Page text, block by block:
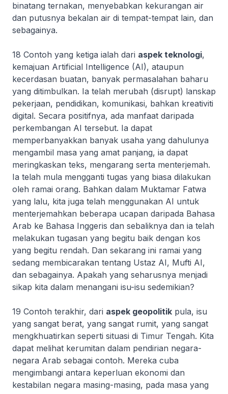
binatang ternakan, menyebabkan kekurangan air
dan putusnya bekalan air di tempat-tempat lain, dan
sebagainya.
18 Contoh yang ketiga ialah dari aspek teknologi,
kemajuan Artificial Intelligence (AI), ataupun
kecerdasan buatan, banyak permasalahan baharu
yang ditimbulkan. Ia telah merubah (disrupt) lanskap
pekerjaan, pendidikan, komunikasi, bahkan kreativiti
digital. Secara positifnya, ada manfaat daripada
perkembangan AI tersebut. Ia dapat
memperbanyakkan banyak usaha yang dahulunya
mengambil masa yang amat panjang, ia dapat
meringkaskan teks, mengarang serta menterjemah.
Ia telah mula mengganti tugas yang biasa dilakukan
oleh ramai orang. Bahkan dalam Muktamar Fatwa
yang lalu, kita juga telah menggunakan AI untuk
menterjemahkan beberapa ucapan daripada Bahasa
Arab ke Bahasa Inggeris dan sebaliknya dan ia telah
melakukan tugasan yang begitu baik dengan kos
yang begitu rendah. Dan sekarang ini ramai yang
sedang membicarakan tentang Ustaz AI, Mufti AI,
dan sebagainya. Apakah yang seharusnya menjadi
sikap kita dalam menangani isu-isu sedemikian?
19 Contoh terakhir, dari aspek geopolitik pula, isu
yang sangat berat, yang sangat rumit, yang sangat
mengkhuatirkan seperti situasi di Timur Tengah. Kita
dapat melihat kerumitan dalam pendirian negara-
negara Arab sebagai contoh. Mereka cuba
mengimbangi antara keperluan ekonomi dan
kestabilan negara masing-masing, pada masa yang